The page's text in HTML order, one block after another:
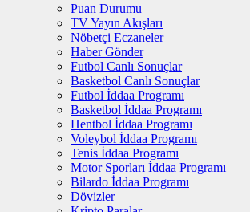
Puan Durumu
TV Yayın Akışları
Nöbetçi Eczaneler
Haber Gönder
Futbol Canlı Sonuçlar
Basketbol Canlı Sonuçlar
Futbol İddaa Programı
Basketbol İddaa Programı
Hentbol İddaa Programı
Voleybol İddaa Programı
Tenis İddaa Programı
Motor Sporları İddaa Programı
Bilardo İddaa Programı
Dövizler